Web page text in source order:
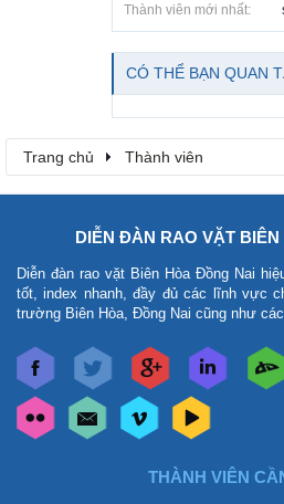
Thành viên mới nhất:
CÓ THỂ BẠN QUAN
Trang chủ Thành viên
DIỄN ĐÀN RAO VẶT
Diễn đàn rao vặt Biên Hòa Đồng Nai
tốt, index nhanh, đầy đủ các lĩnh vực
trường Biên Hòa, Đồng Nai cũng như
THÀNH VIÊN